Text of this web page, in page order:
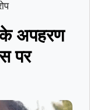
के अपहरण
पर